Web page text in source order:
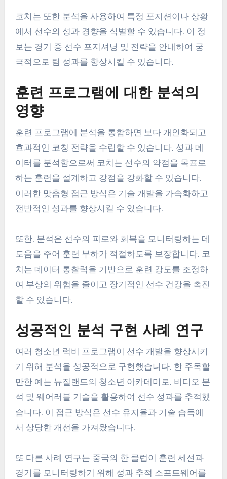
코치는 또한 분석을 사용하여 특정 포지션이나 상황
에서 선수의 성과 경향을 식별할 수 있습니다. 이 정
보는 경기 중 선수 포지셔닝 및 전략을 안내하여 궁
극적으로 팀 성과를 향상시킬 수 있습니다.
훈련 프로그램에 대한 분석의
영향
훈련 프로그램에 분석을 통합하면 보다 개인화되고
효과적인 코칭 전략을 수립할 수 있습니다. 성과 데
이터를 분석함으로써 코치는 선수의 약점을 목표로
하는 훈련을 설계하고 강점을 강화할 수 있습니다.
이러한 맞춤형 접근 방식은 기술 개발을 가속화하고
전반적인 성과를 향상시킬 수 있습니다.
또한, 분석은 선수의 피로와 회복을 모니터링하는 데
도움을 주어 훈련 부하가 적절하도록 보장합니다. 코
치는 데이터 통찰력을 기반으로 훈련 강도를 조정하
여 부상의 위험을 줄이고 장기적인 선수 건강을 촉진
할 수 있습니다.
성공적인 분석 구현 사례 연구
여러 청소년 럭비 프로그램이 선수 개발을 향상시키
기 위해 분석을 성공적으로 구현했습니다. 한 주목할
만한 예는 뉴질랜드의 청소년 아카데미로, 비디오 분
석 및 웨어러블 기술을 활용하여 선수 성과를 추적했
습니다. 이 접근 방식은 선수 유지율과 기술 습득에
서 상당한 개선을 가져왔습니다.
또 다른 사례 연구는 중국의 한 클럽이 훈련 세션과
경기를 모니터링하기 위해 성과 추적 소프트웨어를